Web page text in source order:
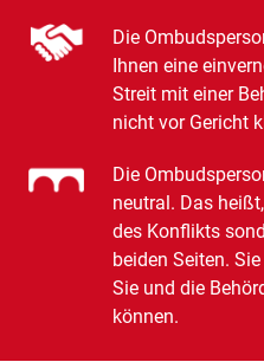
Die
Ihnen eine
Streit mit einer
nicht vor Gericht
Die
neutral. Das
des Konflikts
beiden Seiten.
Sie und die
können.